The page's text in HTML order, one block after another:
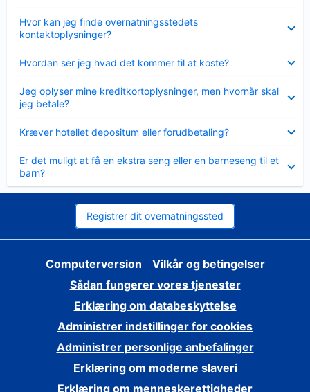
Hvor kan jeg finde overnatningsstedets
kontaktoplysninger?
Hvordan ser jeg hvad det kommer til at koste?
Jeg oplyser mine kreditkortoplysninger, men hvornår skal
jeg betale?
Kræver hotellet depositum eller forudbetaling?
Er det muligt at få en ekstra seng eller en barneseng til et
barn?
Registrer dit overnatningssted
Computerversion
Vilkår og betingelser
Sådan fungerer vores tjenester
Erklæring om databeskyttelse
Administrer indstillinger for cookies
Administrer personlige anbefalinger
Erklæring om moderne slaveri
Erklæring om menneskerettigheder